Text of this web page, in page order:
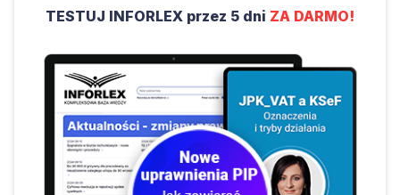
TESTUJ INFORLEX przez 5 dni ZA DARMO!